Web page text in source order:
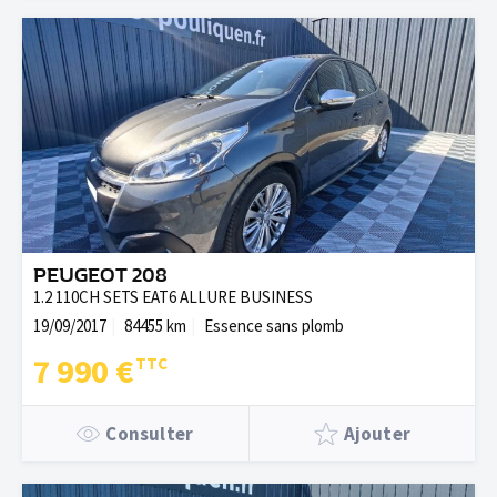
PEUGEOT 208
1.2 110CH SETS EAT6 ALLURE BUSINESS
19/09/2017
84455 km Essence sans plomb
7 990 €
Consulter Ajouter